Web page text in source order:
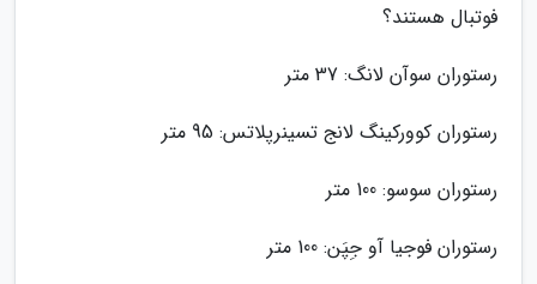
فوتبال هستند؟
رستوران سوآن لانگ: 37 متر
رستوران کوورکینگ لانج تسینرپلاتس: 95 متر
رستوران سوسو: 100 متر
رستوران فوجیا آو جِپَن: 100 متر